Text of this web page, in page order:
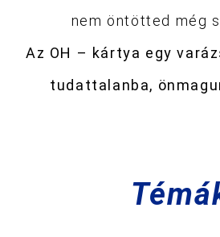
nem öntötted még
Az OH – kártya egy
tudattalanba,